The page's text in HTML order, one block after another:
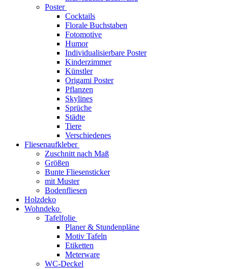
Poster
Cocktails
Florale Buchstaben
Fotomotive
Humor
Individualisierbare Poster
Kinderzimmer
Künstler
Origami Poster
Pflanzen
Skylines
Sprüche
Städte
Tiere
Verschiedenes
Fliesenaufkleber
Zuschnitt nach Maß
Größen
Bunte Fliesensticker
mit Muster
Bodenfliesen
Holzdeko
Wohndeko
Tafelfolie
Planer & Stundenpläne
Motiv Tafeln
Etiketten
Meterware
WC-Deckel